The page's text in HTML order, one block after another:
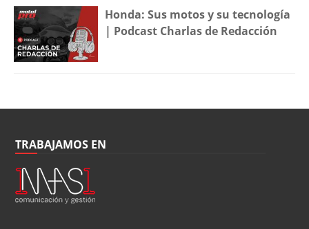
Honda: Sus motos y su tecnología
| Podcast Charlas de Redacción
TRABAJAMOS EN